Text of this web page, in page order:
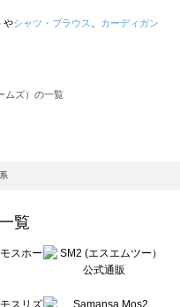
やシャツ・ブラウス
カーディガン
ムズ）の一覧
サモスモス）の一覧
の一覧
覧